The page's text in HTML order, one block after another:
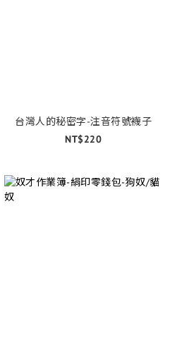
台灣人的秘密字-注音符號襪子
NT$220